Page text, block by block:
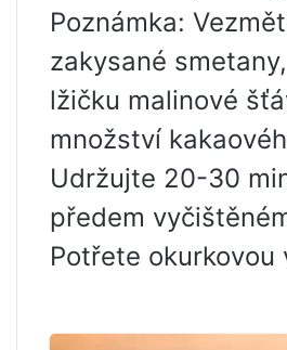
Poznámka:
zakysané
lžičku malinové
množství
Udržujte 20-30
předem
Potřete okurkovou